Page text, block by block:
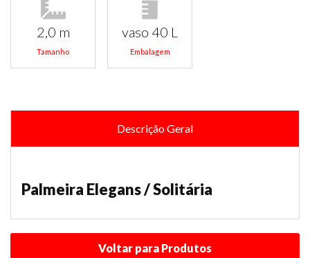
2,0 m
Tamanho
vaso 40 L
Embalagem
Descrição Geral
Palmeira Elegans / Solitária